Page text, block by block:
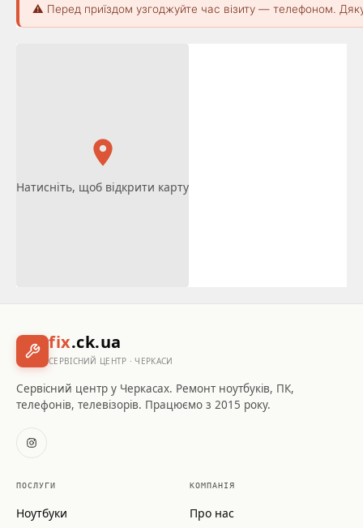
⚠️ Перед приїздом узгоджуйте час візиту — телефоном.
Натисніть, щоб відкрити карту
fix.ck.ua
СЕРВІСНИЙ ЦЕНТР · ЧЕРКАСИ
Сервісний центр у Черкасах. Ремонт ноутбуків, ПК,
телефонів, телевізорів. Працюємо з 2015 року.
ПОСЛУГИ
Ноутбуки
КОМПАНІЯ
Про нас